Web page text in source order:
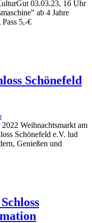
03.03.23, 16 Uhr
ab 4 Jahre
5,-€
Schönefeld
Weihnachtsmarkt am
Schönefeld e.V. lud
Genießen und